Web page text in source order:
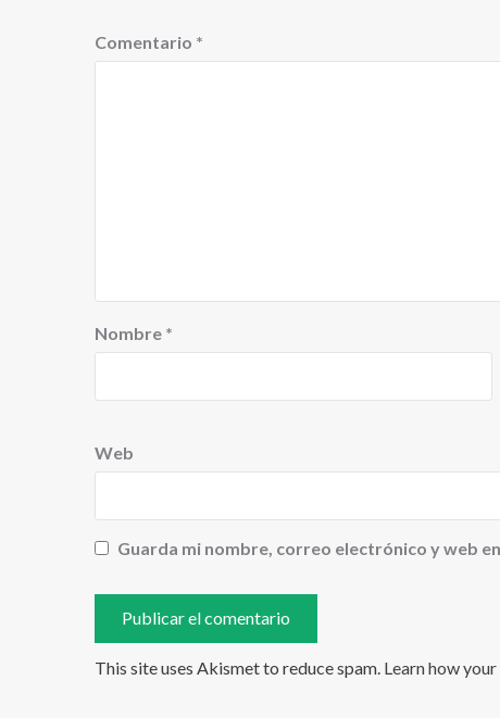
Comentario *
Nombre *
Web
Guarda mi nombre, correo electrónico y web
This site uses Akismet to reduce spam. Learn how